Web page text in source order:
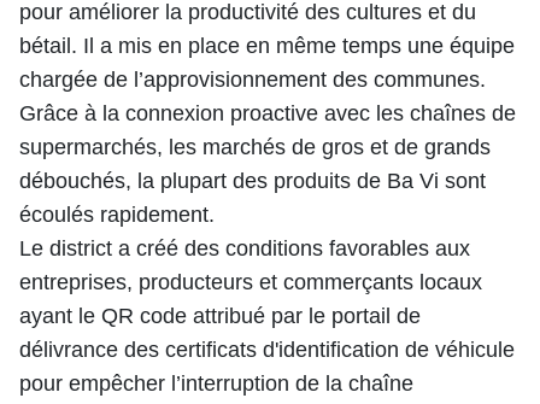
pour améliorer la productivité des cultures et du
bétail. Il a mis en place en même temps une équipe
chargée de l’approvisionnement des communes.
Grâce à la connexion proactive avec les chaînes de
supermarchés, les marchés de gros et de grands
débouchés, la plupart des produits de Ba Vi sont
écoulés rapidement.
Le district a créé des conditions favorables aux
entreprises, producteurs et commerçants locaux
ayant le QR code attribué par le portail de
délivrance des certificats d'identification de véhicule
pour empêcher l’interruption de la chaîne